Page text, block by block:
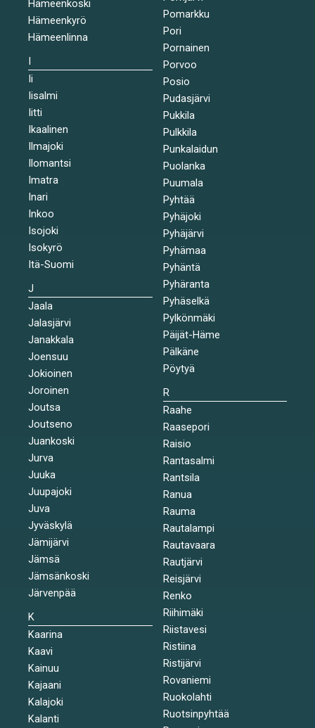
Hämeenkoski
Hämeenkyrö
Hämeenlinna
I
Ii
Iisalmi
Iitti
Ikaalinen
Ilmajoki
Ilomantsi
Imatra
Inari
Inkoo
Isojoki
Isokyrö
Itä-Suomi
J
Jaala
Jalasjärvi
Janakkala
Joensuu
Jokioinen
Joroinen
Joutsa
Joutseno
Juankoski
Jurva
Juuka
Juupajoki
Juva
Jyväskylä
Jämijärvi
Jämsä
Jämsänkoski
Järvenpää
K
Kaarina
Kaavi
Kainuu
Kajaani
Kalajoki
Kalanti
Pomarkku
Pori
Pornainen
Porvoo
Posio
Pudasjärvi
Pukkila
Pulkkila
Punkalaidun
Puolanka
Puumala
Pyhtää
Pyhäjoki
Pyhäjärvi
Pyhämaa
Pyhäntä
Pyhäranta
Pyhäselkä
Pylkönmäki
Päijät-Häme
Pälkäne
Pöytyä
R
Raahe
Raasepori
Raisio
Rantasalmi
Rantsila
Ranua
Rauma
Rautalampi
Rautavaara
Rautjärvi
Reisjärvi
Renko
Riihimäki
Riistavesi
Ristiina
Ristijärvi
Rovaniemi
Ruokolahti
Ruotsinpyhtää